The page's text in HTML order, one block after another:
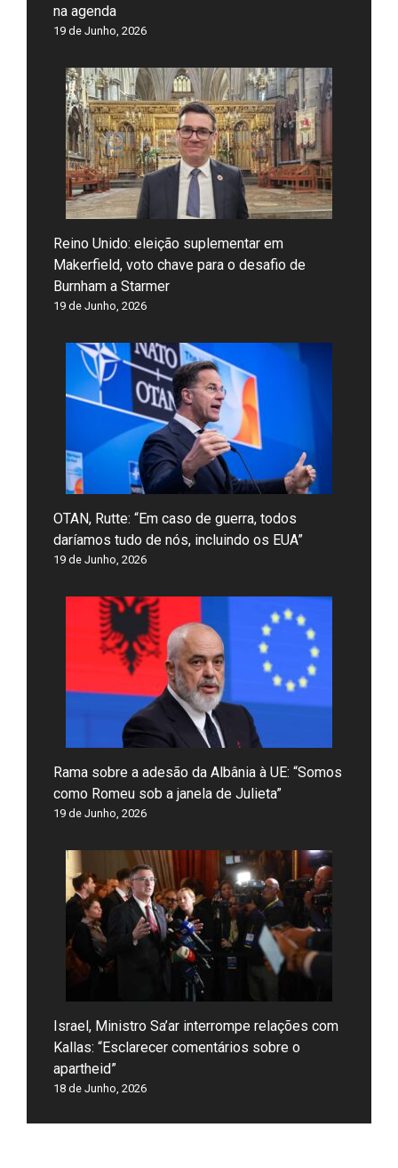
na agenda
19 de Junho, 2026
Reino Unido: eleição suplementar em
Makerfield, voto chave para o desafio de
Burnham a Starmer
19 de Junho, 2026
OTAN, Rutte: “Em caso de guerra, todos
daríamos tudo de nós, incluindo os EUA”
19 de Junho, 2026
Rama sobre a adesão da Albânia à UE: “Somos
como Romeu sob a janela de Julieta”
19 de Junho, 2026
Israel, Ministro Sa’ar interrompe relações com
Kallas: “Esclarecer comentários sobre o
apartheid”
18 de Junho, 2026